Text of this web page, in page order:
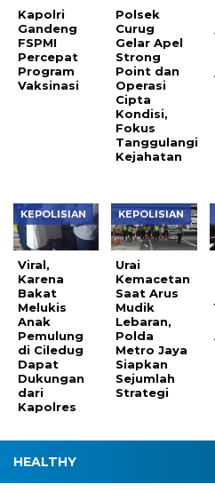
Kapolri
Gandeng
FSPMI
Percepat
Program
Vaksinasi
Polsek
Curug
Gelar Apel
Strong
Point dan
Operasi
Cipta
Kondisi,
Fokus
Tanggulangi
Kejahatan
KEPOLISIAN
Viral,
Karena
Bakat
Melukis
Anak
Pemulung
di Ciledug
Dapat
Dukungan
dari
Kapolres
KEPOLISIAN
Urai
Kemacetan
Saat Arus
Mudik
Lebaran,
Polda
Metro Jaya
Siapkan
Sejumlah
Strategi
HEALTHY